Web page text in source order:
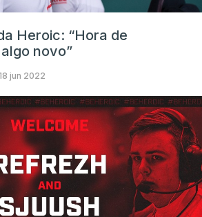
Heroic: “Hora de
novo”
18 jun 2022